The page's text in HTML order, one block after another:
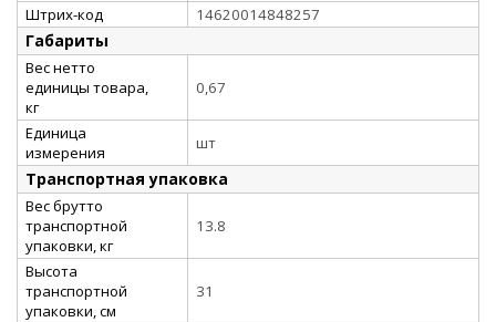
Штрих-код
14620014848257
Габариты
Вес нетто
единицы товара,
кг
0,67
Единица
измерения
шт
Транспортная упаковка
Вес брутто
транспортной
упаковки, кг
13.8
Высота
транспортной
упаковки, см
31